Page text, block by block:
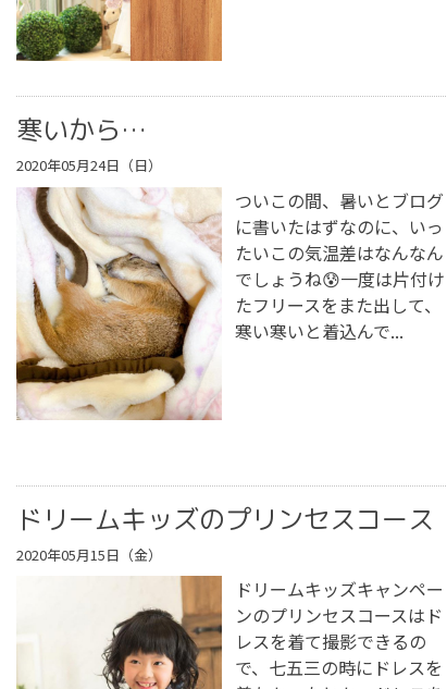
寒いから…
2020年05月24日（日）
ついこの間、暑いとブログ
に書いたはずなのに、いっ
たいこの気温差はなんなん
でしょうね😰一度は片付け
たフリースをまた出して、
寒い寒いと着込んで...
ドリームキッズのプリンセスコース
2020年05月15日（金）
ドリームキッズキャンペー
ンのプリンセスコースはド
レスを着て撮影できるの
で、七五三の時にドレスを